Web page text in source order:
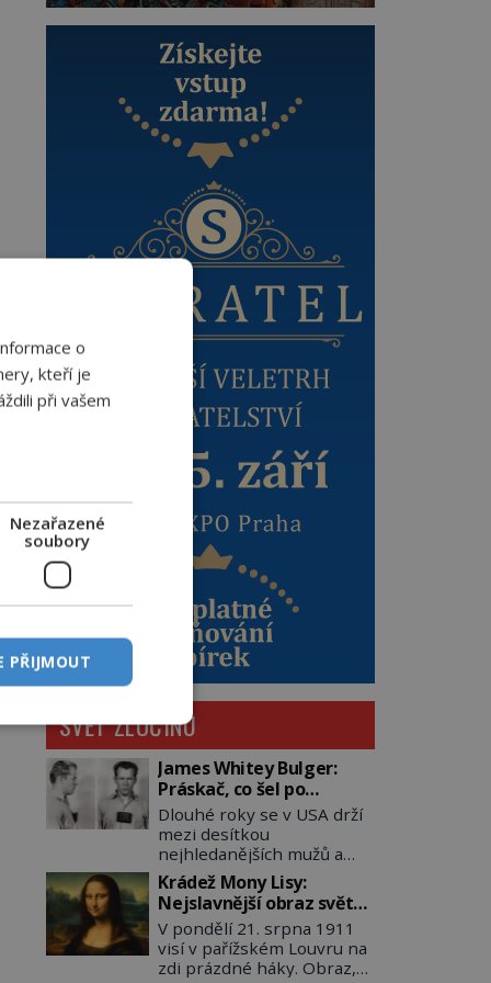
SVĚT ZLOČINU
James Whitey Bulger:
Práskač, co šel po
práskačích
Dlouhé roky se v USA drží
mezi desítkou
nejhledanějších mužů a
dopracuje to až na číslo
dvě – hned po Usámovi bin
Ládinovi (1957–2011). To je
James „Whitey“ Bulger
(1929–2018) viněný ze
spoluúčasti na 19
Krádež Mony Lisy:
Nejslavnější obraz světa
zůstane dva roky
nezvěstný
V pondělí 21. srpna 1911
visí v pařížském Louvru na
zdi prázdné háky. Obraz,
o
kteří je
při vašem
Nezařazené
soubory
PŘIJMOUT